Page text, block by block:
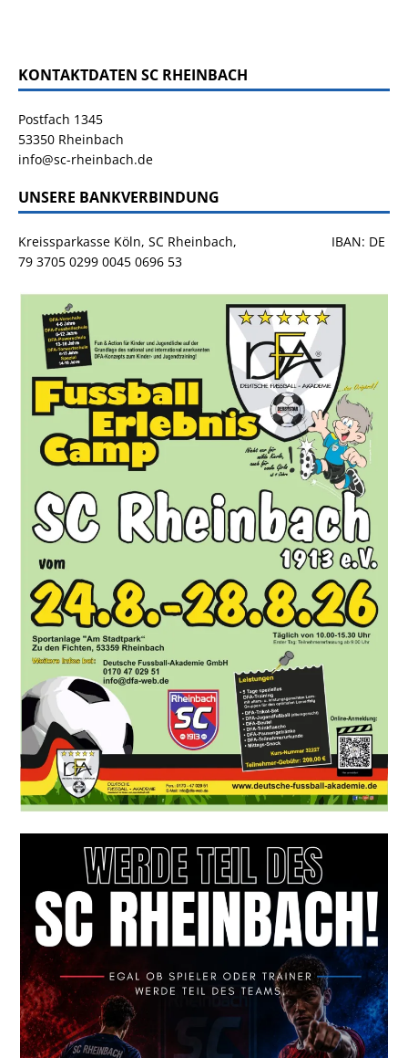
KONTAKTDATEN SC RHEINBACH
Postfach 1345
53350 Rheinbach
info@sc-rheinbach.de
UNSERE BANKVERBINDUNG
Kreissparkasse Köln, SC Rheinbach, IBAN: DE
79 3705 0299 0045 0696 53